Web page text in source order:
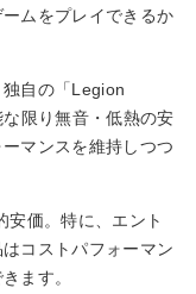
ムをプレイできるか
自の「Legion
限り無音・低熱の安
マンスを維持しつつ
安価。特に、エント
コストパフォーマン
ます。